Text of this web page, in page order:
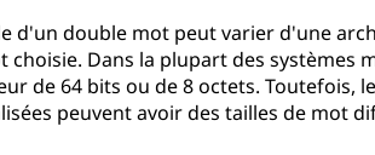
d'un double mot peut varier d'une
choisie. Dans la plupart des systèmes
de 64 bits ou de 8 octets. Toutefois,
peuvent avoir des tailles de mot